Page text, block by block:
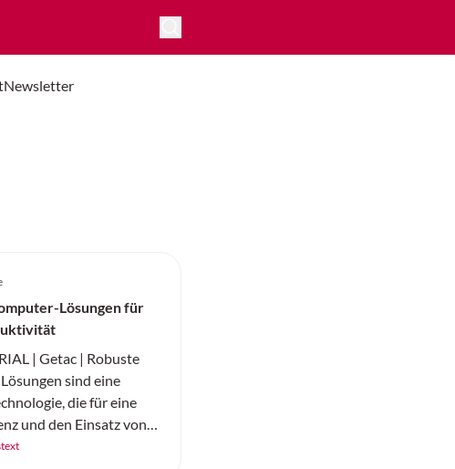
Newsletter
Lösungen für
| Getac | Robuste
sind eine
die für eine
und den Einsatz von
in der Logistik